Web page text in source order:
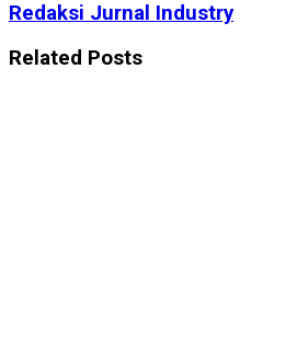
Redaksi Jurnal Industry
Related Posts